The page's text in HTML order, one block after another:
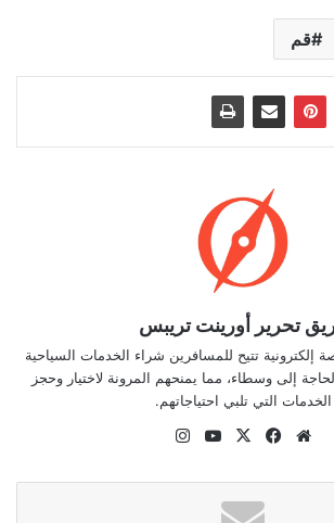
قم
تحرير أورينت تريبس
تتيح للمسافرين شراء الخدمات السياحية
إلى وسطاء، مما يمنحهم المرونة لاختيار وحجز
الخدمات التي تلبي احتياجاتهم.
موقع
فيسبوك
‫X
‫YouTube